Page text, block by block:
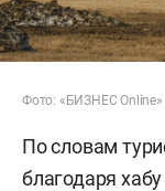
Фото: «БИЗНЕС Online»
По словам
благодаря